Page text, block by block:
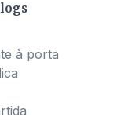
à porta